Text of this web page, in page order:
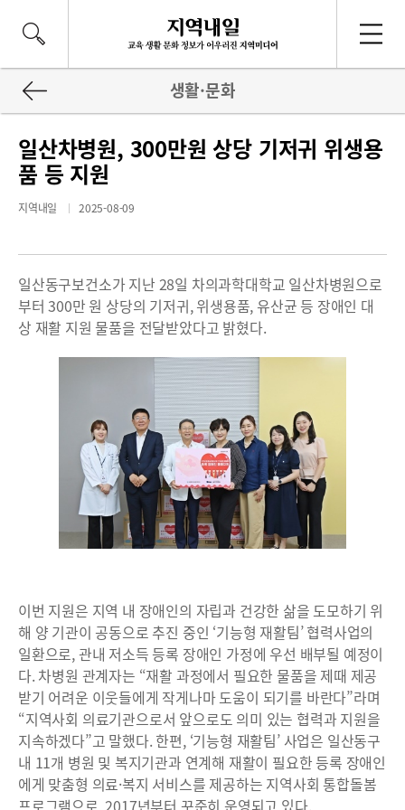
생활·문화
일산차병원, 300만원 상당 기저귀 위생용
품 등 지원
지역내일 2025-08-09
일산동구보건소가 지난 28일 차의과학대학교 일산차병원으로
부터 300만 원 상당의 기저귀, 위생용품, 유산균 등 장애인 대
상 재활 지원 물품을 전달받았다고 밝혔다.
이번 지원은 지역 내 장애인의 자립과 건강한 삶을 도모하기 위
해 양 기관이 공동으로 추진 중인 ‘기능형 재활팀’ 협력사업의
일환으로, 관내 저소득 등록 장애인 가정에 우선 배부될 예정이
다. 차병원 관계자는 “재활 과정에서 필요한 물품을 제때 제공
받기 어려운 이웃들에게 작게나마 도움이 되기를 바란다”라며
“지역사회 의료기관으로서 앞으로도 의미 있는 협력과 지원을
지속하겠다”고 말했다. 한편, ‘기능형 재활팀’ 사업은 일산동구
내 11개 병원 및 복지기관과 연계해 재활이 필요한 등록 장애인
에게 맞춤형 의료·복지 서비스를 제공하는 지역사회 통합돌봄
프로그램으로, 2017년부터 꾸준히 운영되고 있다.